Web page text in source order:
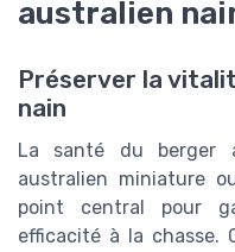
australien
Préserver la
nain
La santé du berger
australien miniature
point central pour
efficacité à la chasse.